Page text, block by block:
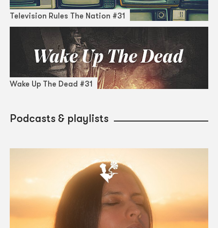
Television Rules The Nation #31
Wake Up The Dead #31
Podcasts & playlists